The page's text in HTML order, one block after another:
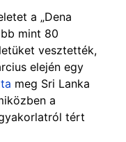
a „Dena
mint 80
vesztették,
elején egy
meg Sri Lanka
a
tért